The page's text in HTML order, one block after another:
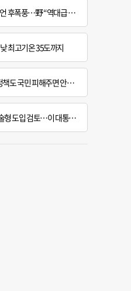
폭풍…野 “역대급 망언”
최고기온 35도까지
피해주면 안하느니만 못해"
이 대통령 "객관식이 아이들 망쳐"